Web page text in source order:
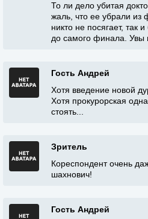
То ли дело убитая
жаль, что ее убрали из
никто не посягает, так
до самого финала. Увы
Гость Андрей
Хотя введение новой
Хотя прокурорская
стоять...
Зритель
Кореспондент очень
шахнович!
Гость Андрей